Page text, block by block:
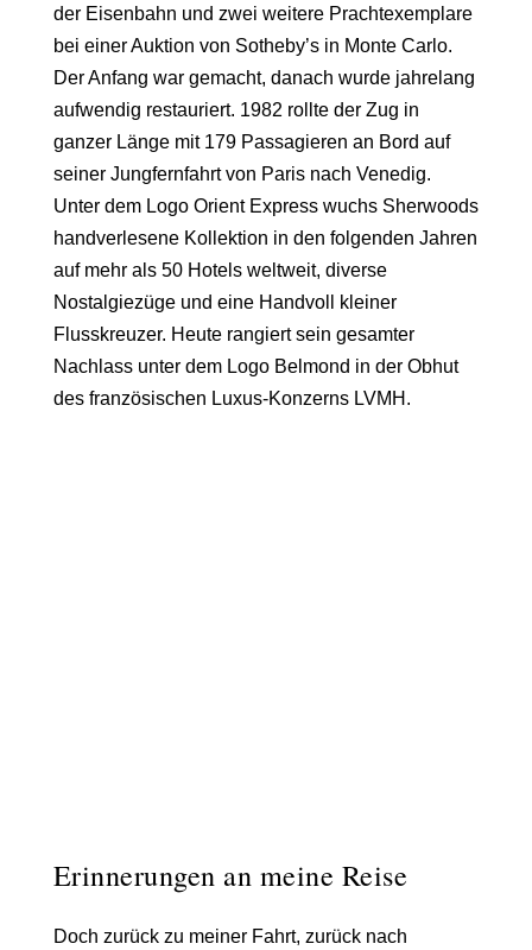
der Eisenbahn und zwei weitere Prachtexemplare
bei einer Auktion von Sotheby’s in Monte Carlo.
Der Anfang war gemacht, danach wurde jahrelang
aufwendig restauriert. 1982 rollte der Zug in
ganzer Länge mit 179 Passagieren an Bord auf
seiner Jungfernfahrt von Paris nach Venedig.
Unter dem Logo Orient Expresswuchs Sherwoods
handverlesene Kollektion in den folgenden Jahren
auf mehr als 50 Hotels weltweit, diverse
Nostalgiezüge und eine Handvoll kleiner
Flusskreuzer. Heute rangiert sein gesamter
Nachlass unter dem Logo Belmond in der Obhut
des französischen Luxus-Konzerns LVMH.
Erinnerungen an meine Reise
Doch zurück zu meiner Fahrt, zurück nach